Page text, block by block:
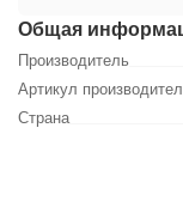
Общая
Производитель
Артикул
Страна